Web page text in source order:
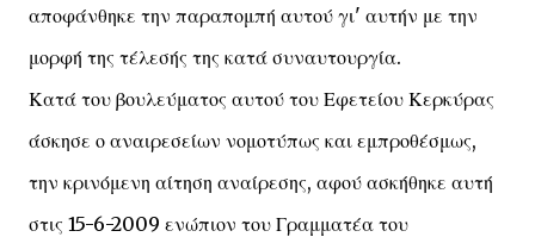
αποφάνθηκε την παραπομπή αυτού γι' αυτήν με την
μορφή της τέλεσής της κατά συναυτουργία.
Κατά του βουλεύματος αυτού του Εφετείου Κερκύρας
άσκησε ο αναιρεσείων νομοτύπως και εμπροθέσμως,
την κρινόμενη αίτηση αναίρεσης, αφού ασκήθηκε αυτή
στις 15-6-2009 ενώπιον του Γραμματέα του